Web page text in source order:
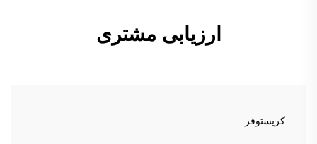
ارزیابی مشتری
کریستوفر